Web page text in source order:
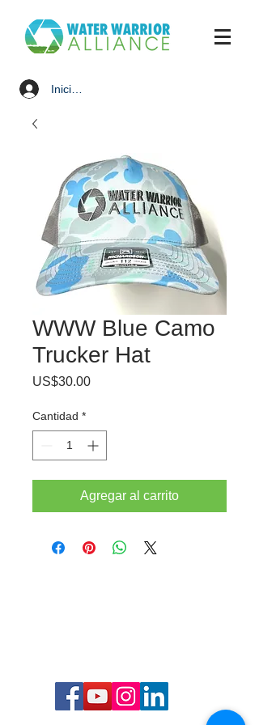
Iniciar sesión
WWW Blue Camo
Trucker Hat
US$30.00Precio
Cantidad *
Agregar al carrito